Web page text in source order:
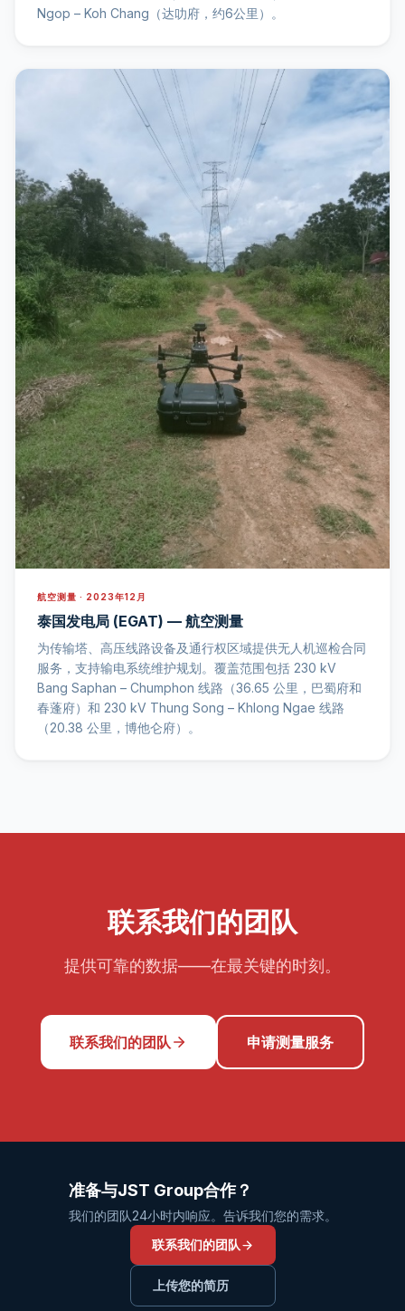
Ngop – Koh Chang（达叻府，约6公里）。
航空测量 · 2023年12月
泰国发电局 (EGAT) — 航空测量
为传输塔、高压线路设备及通行权区域提供无人机巡检合同
服务，支持输电系统维护规划。覆盖范围包括 230 kV
Bang Saphan – Chumphon 线路（36.65 公里，巴蜀府和
春蓬府）和 230 kV Thung Song – Khlong Ngae 线路
（20.38 公里，博他仑府）。
联系我们的团队
提供可靠的数据——在最关键的时刻。
联系我们的团队 申请测量服务
准备与JST Group合作？
我们的团队24小时内响应。告诉我们您的需求。
联系我们的团队
上传您的简历